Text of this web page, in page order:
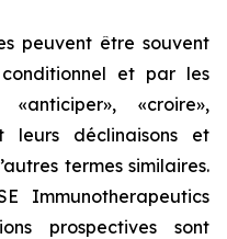
peuvent être souvent
et par les
«croire»,
leurs déclinaisons et
termes similaires.
Immunotherapeutics
prospectives sont